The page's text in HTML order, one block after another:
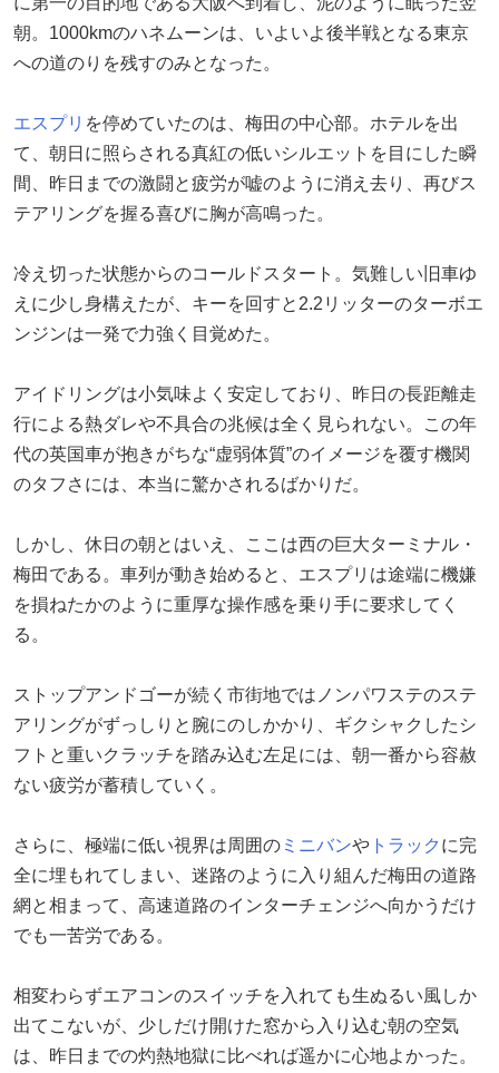
朝。1000kmのハネムーンは、いよいよ後半戦となる東京
への道のりを残すのみとなった。
エスプリ を停めていたのは、梅田の中心部。ホテルを出
て、朝日に照らされる真紅の低いシルエットを目にした瞬
間、昨日までの激闘と疲労が嘘のように消え去り、再びス
テアリングを握る喜びに胸が高鳴った。
冷え切った状態からのコールドスタート。気難しい旧車ゆ
えに少し身構えたが、キーを回すと2.2リッターのターボエ
ンジンは一発で力強く目覚めた。
アイドリングは小気味よく安定しており、昨日の長距離走
行による熱ダレや不具合の兆候は全く見られない。この年
代の英国車が抱きがちな“虚弱体質”のイメージを覆す機関
のタフさには、本当に驚かされるばかりだ。
しかし、休日の朝とはいえ、ここは西の巨大ターミナル・
梅田である。車列が動き始めると、エスプリは途端に機嫌
を損ねたかのように重厚な操作感を乗り手に要求してく
る。
ストップアンドゴーが続く市街地ではノンパワステのステ
アリングがずっしりと腕にのしかかり、ギクシャクしたシ
フトと重いクラッチを踏み込む左足には、朝一番から容赦
ない疲労が蓄積していく。
さらに、極端に低い視界は周囲の ミニバンや トラック に完
全に埋もれてしまい、迷路のように入り組んだ梅田の道路
網と相まって、高速道路のインターチェンジへ向かうだけ
でも一苦労である。
相変わらずエアコンのスイッチを入れても生ぬるい風しか
出てこないが、少しだけ開けた窓から入り込む朝の空気
は、昨日までの灼熱地獄に比べれば遥かに心地よかった。